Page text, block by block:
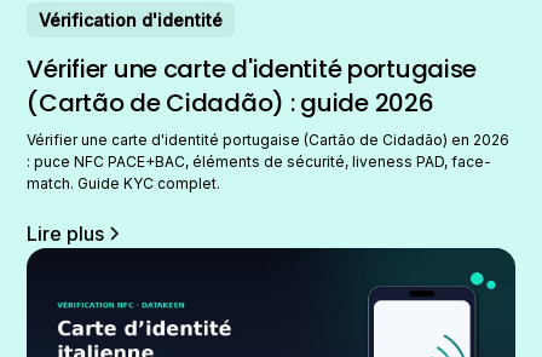
Vérification d'identité
Vérifier une carte d'identité portugaise
(Cartão de Cidadão) : guide 2026
Vérifier une carte d'identité portugaise (Cartão de Cidadão) en 2026
: puce NFC PACE+BAC, éléments de sécurité, liveness PAD, face-
match. Guide KYC complet.
Lire plus